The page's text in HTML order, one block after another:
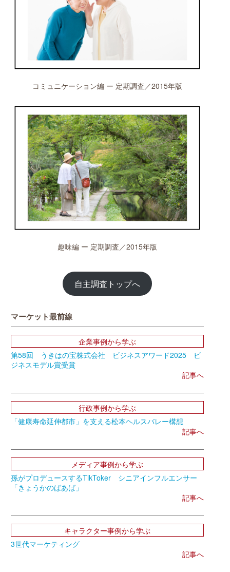
コミュニケーション編 ー 定期調査／2015年版
趣味編 ー 定期調査／2015年版
自主調査トップへ
マーケット最前線
企業事例から学ぶ
第58回 うきはの宝株式会社 ビジネスアワード2025 ビ
ジネスモデル賞受賞
記事へ
行政事例から学ぶ
「健康寿命延伸都市」を支える松本ヘルスバレー構想
記事へ
メディア事例から学ぶ
孫がプロデュースするTikToker シニアインフルエンサー
「きょうかのばあば」
記事へ
キャラクター事例から学ぶ
3世代マーケティング
記事へ